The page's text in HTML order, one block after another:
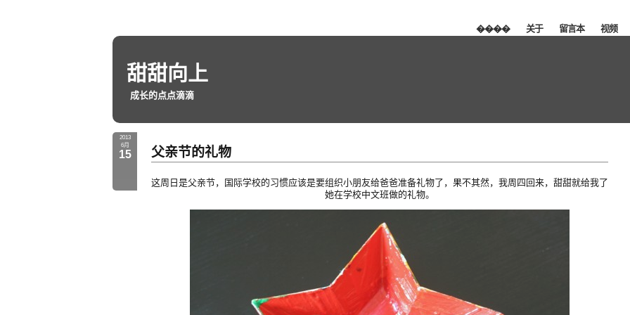
视频
留言本
关于
����
甜甜向上
成长的点点滴滴
2013
6月
15 父亲节的礼物
这周日是父亲节，国际学校的习惯应该是要组织小朋友给爸爸准备礼物了，果不其然，我周四回来，甜甜就给我了
她在学校中文班做的礼物。